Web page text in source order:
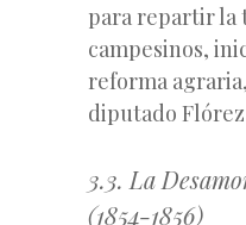
para repartir la
campesinos,
reforma
diputado
3.3. La
(1854-1856)